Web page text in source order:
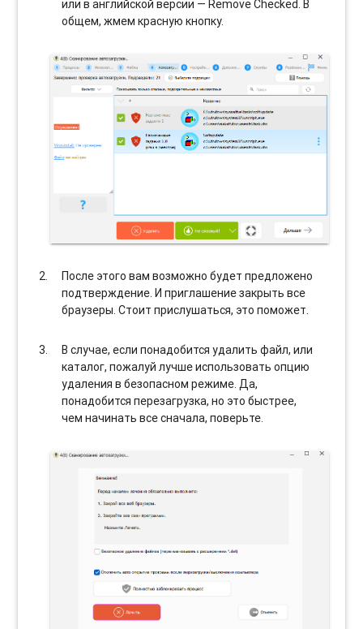
или в английской версии — Remove Checked. В
общем, жмем красную кнопку.
После этого вам возможно будет предложено
подтверждение. И приглашение закрыть все
браузеры. Стоит прислушаться, это поможет.
В случае, если понадобится удалить файл, или
каталог, пожалуй лучше использовать опцию
удаления в безопасном режиме. Да,
понадобится перезагрузка, но это быстрее,
чем начинать все сначала, поверьте.